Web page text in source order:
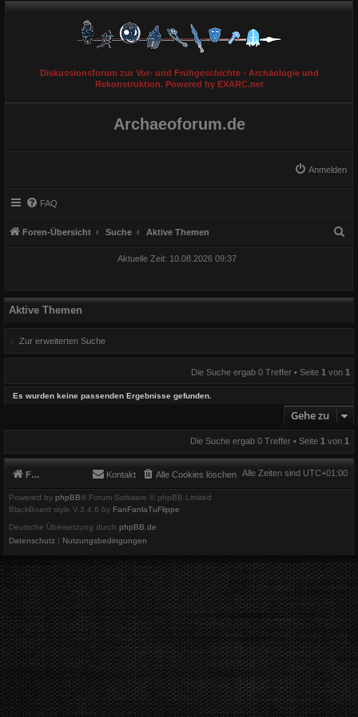
Diskussionsforum zur Vor- und Frühgeschichte - Archäologie und
Rekonstruktion. Powered by EXARC.net
Archaeoforum.de
Anmelden
FAQ
Foren-Übersicht Suche Aktive Themen
Aktuelle Zeit: 10.08.2026 09:37
Aktive Themen
Zur erweiterten Suche
Die Suche ergab 0 Treffer • Seite 1 von 1
Es wurden keine passenden Ergebnisse gefunden.
Gehe zu
Die Suche ergab 0 Treffer • Seite 1 von 1
Foren-Übersicht Alle Zeiten sind UTC+01:00
Alle Cookies löschen
Kontakt
Powered by phpBB® Forum Software © phpBB Limited
BlackBoard style V.3.4.6 by FanFanlaTuFlippe
Deutsche Übersetzung durch phpBB.de
Datenschutz
Nutzungsbedingungen